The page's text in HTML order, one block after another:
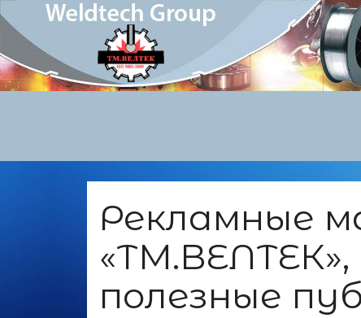
Рекламные
полезные